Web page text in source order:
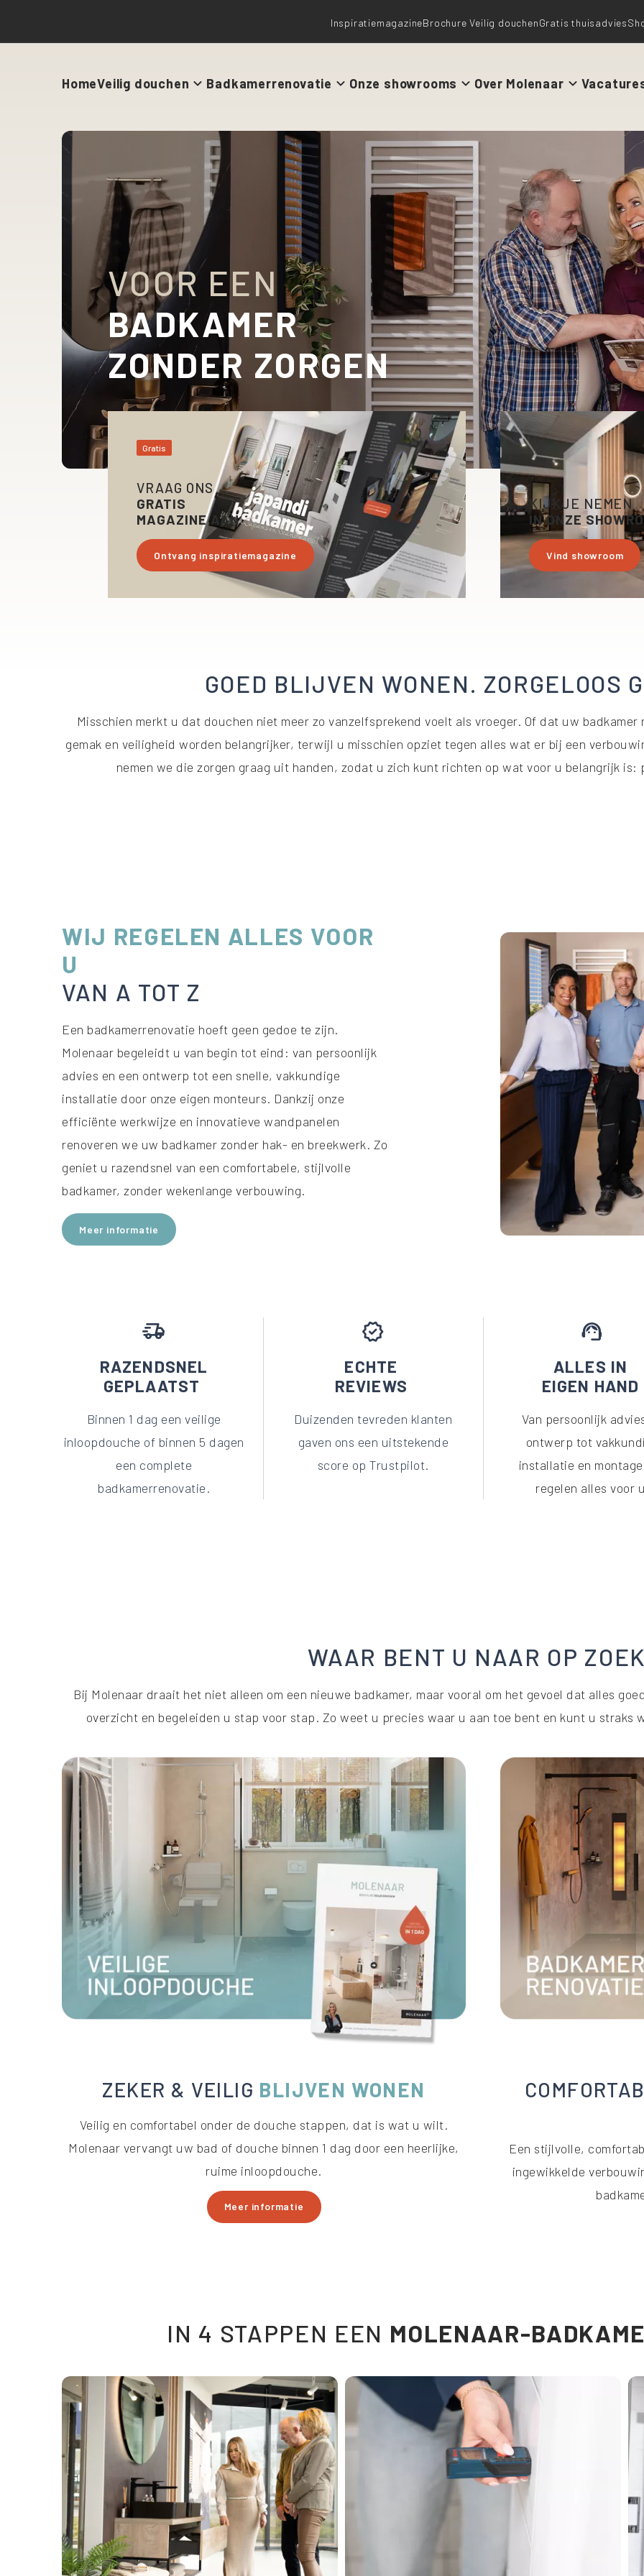
InspiratiemagazineBrochure Veilig douchenGratis thuisadvies
HomeVeilig douchen Badkamerrenovatie Onze showrooms Over Molenaar
VOOR EEN
BADKAMER
ZONDER ZORGEN
Gratis
VRAAG ONS
GRATIS
MAGAZINE AAN
Ontvang inspiratiemagazine
KIJKJE NEMEN
IN ONZE
Vind showroom
GOED BLIJVEN WONEN. ZORGELOOS
Misschien merkt u dat douchen niet meer zo vanzelfsprekend voelt als vroeger. Of dat uw
gemak en veiligheid worden belangrijker, terwijl u misschien opziet tegen alles wat er bij een
nemen we die zorgen graag uit handen, zodat u zich kunt richten op wat voor u belangrijk
WIJ REGELEN ALLES VOOR
U
VAN A TOT Z
Een badkamerrenovatie hoeft geen gedoe te zijn.
Molenaar begeleidt u van begin tot eind: van persoonlijk
advies en een ontwerp tot een snelle, vakkundige
installatie door onze eigen monteurs. Dankzij onze
efficiënte werkwijze en innovatieve wandpanelen
renoveren we uw badkamer zonder hak- en breekwerk. Zo
geniet u razendsnel van een comfortabele, stijlvolle
badkamer, zonder wekenlange verbouwing.
Meer informatie
delivery_truck_speed
RAZENDSNEL
GEPLAATST
Binnen 1 dag een veilige
inloopdouche of binnen 5 dagen
een complete
badkamerrenovatie.
verified
ECHTE
REVIEWS
Duizenden tevreden klanten
gaven ons een uitstekende
score op Trustpilot.
support_agent
ALLES IN
EIGEN HAND
Van persoonlijk
ontwerp tot
installatie en
regelen alles voor
WAAR BENT U NAAR OP
Bij Molenaar draait het niet alleen om een nieuwe badkamer, maar vooral om het gevoel dat alles
overzicht en begeleiden u stap voor stap. Zo weet u precies waar u aan toe bent en kunt u straks
ZEKER & VEILIG BLIJVEN WONEN
Veilig en comfortabel onder de douche stappen, dat is wat u wilt.
Molenaar vervangt uw bad of douche binnen 1 dag door een heerlijke,
ruime inloopdouche.
Meer informatie
Een stijlvolle,
ingewikkelde
IN 4 STAPPEN EEN MOLENAAR-